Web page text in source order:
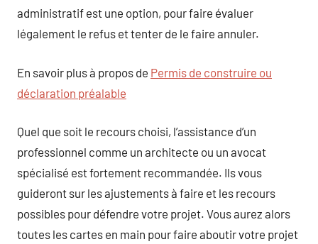
administratif est une option, pour faire évaluer
légalement le refus et tenter de le faire annuler.
En savoir plus à propos de Permis de construire ou
déclaration préalable
Quel que soit le recours choisi, l’assistance d’un
professionnel comme un architecte ou un avocat
spécialisé est fortement recommandée. Ils vous
guideront sur les ajustements à faire et les recours
possibles pour défendre votre projet. Vous aurez alors
toutes les cartes en main pour faire aboutir votre projet